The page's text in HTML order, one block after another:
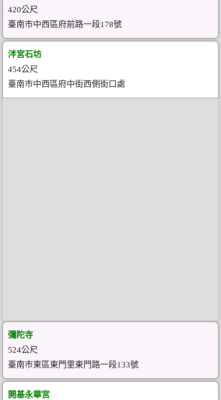
420公尺
臺南市中西區府前路一段178號
泮宮石坊
454公尺
臺南市中西區府中街西側街口處
彌陀寺
524公尺
臺南市東區東門里東門路一段133號
開基永華宮